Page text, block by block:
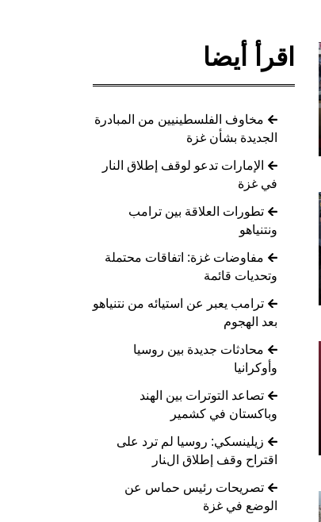
اقرأ أيضا
مخاوف الفلسطينيين من المبادرة
الجديدة بشأن غزة
الإمارات تدعو لوقف إطلاق النار
في غزة
تطورات العلاقة بين ترامب
ونتنياهو
مفاوضات غزة: اتفاقات محتملة
وتحديات قائمة
ترامب يعبر عن استيائه من نتنياهو
بعد الهجوم
محادثات جديدة بين روسيا
وأوكرانيا
تصاعد التوترات بين الهند
وباكستان في كشمير
زيلينسكي: روسيا لم ترد على
اقتراح وقف إطلاق النار
تصريحات رئيس حماس عن
الوضع في غزة